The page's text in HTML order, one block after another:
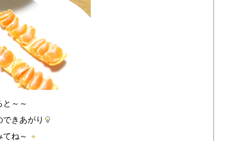
と～～
きあがり
てね～